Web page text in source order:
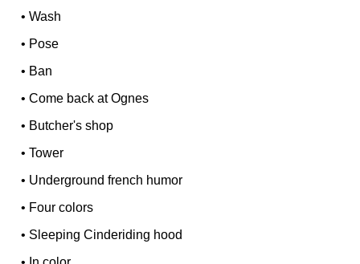
•Wash
• Pose
• Ban
•Come back at Ognes
• Butcher's shop
•Tower
• Underground french humor
• Four colors
• Sleeping Cinderiding hood